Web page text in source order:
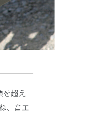
を超え
、音エ